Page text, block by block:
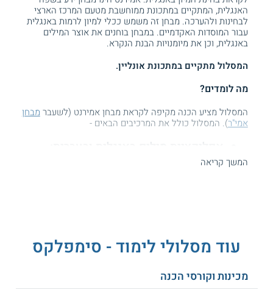
האנגלית, המתקיים במתכונת ממוחשבת מטעם המרכז הארצי
לבחינות ולהערכה. מבחן זה משמש ככלי למיון לרמות באנגלית
עבור המוסדות האקדמיים. במבחן בוחנים את אוצר המילים
באנגלית, וכן את מיומנויות הבנת הנקרא.
המסלול מתקיים במתכונת אונליין.
מה לומדים?
המסלול מציע הכנה מקיפה לקראת מבחן אמירנט (לשעבר מבחן
אמי"ר). המסלול כולל את המרכיבים הבאים -
אפליקציית מילים באנגלית ובעברית:
באמצעות האפליקציה יכולים התלמידים
שיעור פרטי אחת לשבוע: פעם בשבוע
מתקיים שיעור פרטי במתכונת "אחד על אחד",
נוסף על המפגשים ולתגבורים, לצורך חיזוק
נושאים לבחירת התלמיד, בהתאמה אישית.
המשך קריאה
עוד מסלולי לימוד - סימפלקס
מכינות וקורסי הכנה